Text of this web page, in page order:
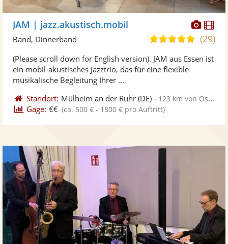
Fotos
JAM | jazz.akustisch.mobil
5,0
5
(29)
Band, Dinnerband
(Please scroll down for English version). JAM aus Essen ist
ein mobil-akustisches Jazztrio, das für eine flexible
musikalische Begleitung Ihrer ...
Standort: Mülheim an der Ruhr (DE) - 123 km von Osnabrück
Gage: €€ (ca. 500 € - 1800 € pro Auftritt)